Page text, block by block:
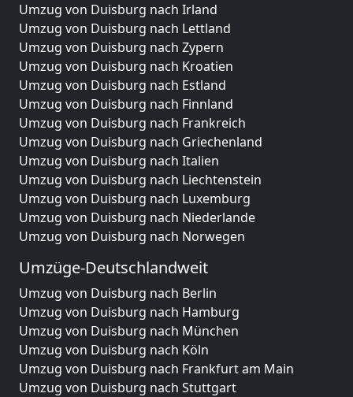
Umzug von Duisburg nach Irland
Umzug von Duisburg nach Lettland
Umzug von Duisburg nach Zypern
Umzug von Duisburg nach Kroatien
Umzug von Duisburg nach Estland
Umzug von Duisburg nach Finnland
Umzug von Duisburg nach Frankreich
Umzug von Duisburg nach Griechenland
Umzug von Duisburg nach Italien
Umzug von Duisburg nach Liechtenstein
Umzug von Duisburg nach Luxemburg
Umzug von Duisburg nach Niederlande
Umzug von Duisburg nach Norwegen
Umzüge-Deutschlandweit
Umzug von Duisburg nach Berlin
Umzug von Duisburg nach Hamburg
Umzug von Duisburg nach München
Umzug von Duisburg nach Köln
Umzug von Duisburg nach Frankfurt am Main
Umzug von Duisburg nach Stuttgart